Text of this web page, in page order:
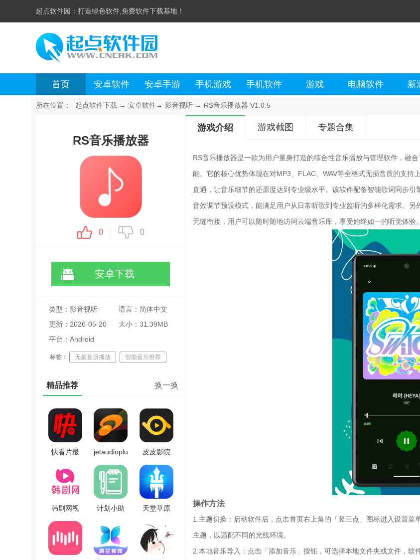
起点软件园： 打造绿色软件,免费软件下载基地！
首页 安卓软件 安卓手游 手机游戏 手机软件 游戏 电脑软件 新
所在位置： 起点软件下载 → 安卓软件→ 影音视听 → RS音乐播放器 V1.0.5
RS音乐播放器
0 0
安卓下载
类型：影音视听
语言：简体中文
更新：2026-05-20
14:53:32
大小：31.39MB
平台：Android
标签： 无损音质播放 智能音乐推荐
精品推荐 换一换
快看片最
V1.2.16
jetaudioplus
正版
V11.0.1
皮皮影院
官方最新
版
V1.0.101.0.10
韩剧网视
频播放软
件无广告
版 V1.0.0
计划小助
版 V1.2.0
天堂草原
语版
V4.0.4
游戏介绍 游戏截图 专题合集
RS音乐播放器是一款为用户量身打造的综合性音乐播放与管理软件，融
能。它的核心优势体现在对MP3、FLAC、WAV等全格式无损音质的支
直通，让音乐细节的还原度达到专业级水平。该软件配备智能歌词同步
音效调节预设模式，能满足用户从日常听歌到专业监听的多样化需求。
无缝衔接，用户可以随时随地访问云端音乐库，享受始终如一的听觉体验。
操作方法
1.主题切换：启动软件后，点击首页右上角的「竖三点」图标进入设置
主题，以适配不同的光线环境。
2.本地音乐导入：点击「添加音乐」按钮，可选择本地文件夹或文件，